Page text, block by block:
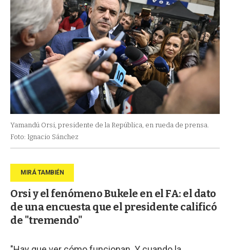
Yamandú Orsi, presidente de la República, en rueda de prensa.
Foto: Ignacio Sánchez
Orsi y el fenómeno Bukele en el FA: el dato
de una encuesta que el presidente calificó
de "tremendo"